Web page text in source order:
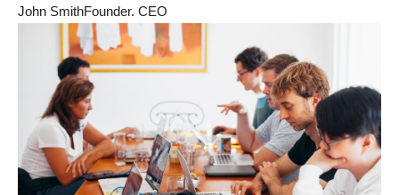
John SmithFounder. CEO